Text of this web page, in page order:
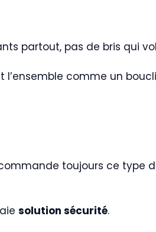
partout, pas de bris qui
comme un
toujours ce type
solution sécurité.